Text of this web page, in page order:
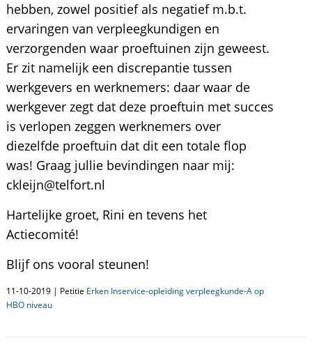
hebben, zowel positief als negatief m.b.t.
ervaringen van verpleegkundigen en
verzorgenden waar proeftuinen zijn geweest.
Er zit namelijk een discrepantie tussen
werkgevers en werknemers: daar waar de
werkgever zegt dat deze proeftuin met succes
is verlopen zeggen werknemers over
diezelfde proeftuin dat dit een totale flop
was! Graag jullie bevindingen naar mij:
ckleijn@telfort.nl
Hartelijke groet, Rini en tevens het
Actiecomité!
Blijf ons vooral steunen!
11-10-2019 | Petitie Erken Inservice-opleiding verpleegkunde-A op
HBO niveau